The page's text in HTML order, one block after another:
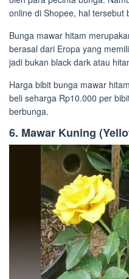
online di Shopee, hal tersebut
Bunga mawar hitam
berasal dari Eropa yang
jadi bukan black dark atau
Harga bibit bunga mawar
beli seharga Rp10.000 per
berbunga.
6. Mawar Kuning